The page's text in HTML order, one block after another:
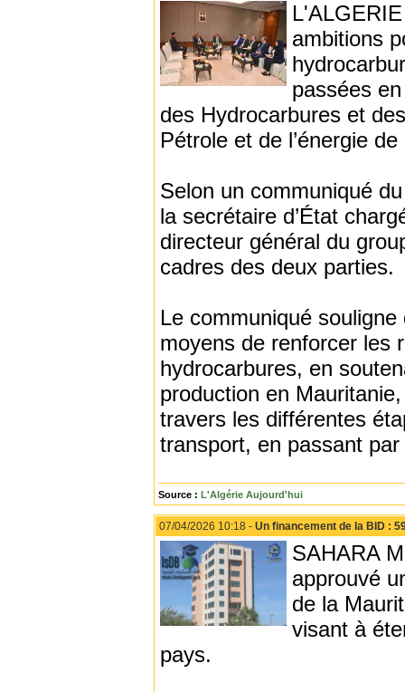
ambitions
passées
des Hydrocarbures et
Pétrole et de l’énergie
Selon un communiqué
la secrétaire d’État
directeur général du
cadres des deux parties.
Le communiqué
moyens de renforcer les
hydrocarbures, en
production en
travers les différentes
transport, en passant
Source : L'Algérie Aujourd'hui
07/04/2026 10:18 - Un financement de la BID :
SAHARA
approuvé
de la
visant à
pays.